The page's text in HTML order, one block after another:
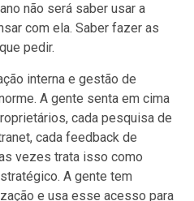
não será saber usar a
com ela. Saber fazer as
pedir.
interna e gestão de
A gente senta em cima
cada pesquisa de
cada feedback de
vezes trata isso como
A gente tem
e usa esse acesso para